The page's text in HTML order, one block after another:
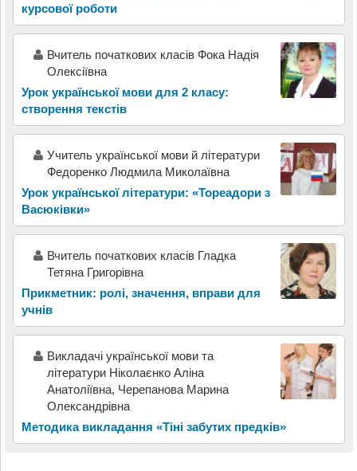
курсової роботи
Вчитель початкових класів Фока Надія
Олексіївна
Урок української мови для 2 класу:
створення текстів
Учитель української мови й літератури
Федоренко Людмила Миколаївна
Урок української літератури: «Тореадори з
Васюківки»
Вчитель початкових класів Гладка
Тетяна Григорівна
Прикметник: ролі, значення, вправи для
учнів
Викладачі української мови та
літератури Ніколаєнко Аліна
Анатоліївна, Черепанова Марина
Олександрівна
Методика викладання «Тіні забутих предків»